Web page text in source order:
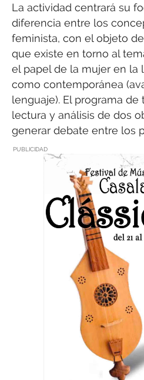
La actividad centrará su
diferencia entre los
feminista, con el objeto
que existe en torno al
el papel de la mujer en la
como contemporánea
lenguaje). El programa
lectura y análisis de dos
generar debate entre los
PUBLICIDAD